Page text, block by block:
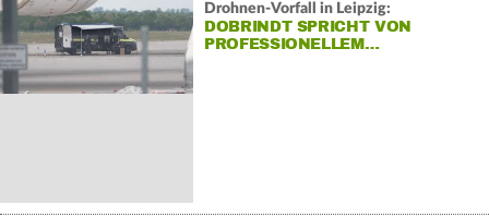
Drohnen-Vorfall in Leipzig:
DOBRINDT SPRICHT VON
PROFESSIONELLEM…